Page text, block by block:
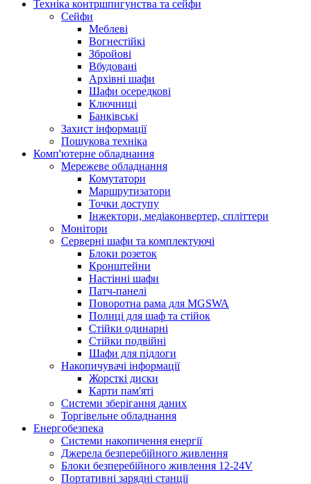
Техніка контршпигунства та сейфи
Сейфи
Меблеві
Вогнестійкі
Збройові
Вбудовані
Архівні шафи
Шафи осередкові
Ключниці
Банківські
Захист інформації
Пошукова техніка
Комп'ютерне обладнання
Мережеве обладнання
Комутатори
Маршрутизатори
Точки доступу
Інжектори, медіаконвертер, спліттери
Монітори
Серверні шафи та комплектуючі
Блоки розеток
Кронштейни
Настінні шафи
Патч-панелі
Поворотна рама для MGSWA
Полиці для шаф та стійок
Стійки одинарні
Стійки подвійні
Шафи для підлоги
Накопичувачі інформації
Жорсткі диски
Карти пам'яті
Системи зберігання даних
Торгівельне обладнання
Енергобезпека
Системи накопичення енергії
Джерела безперебійного живлення
Блоки безперебійного живлення 12-24V
Портативні зарядні станції